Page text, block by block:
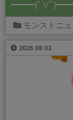
━━━(ﾟ∀ﾟ
モンストニュ
2026.08.03